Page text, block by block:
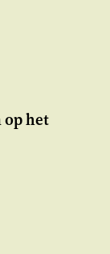
het